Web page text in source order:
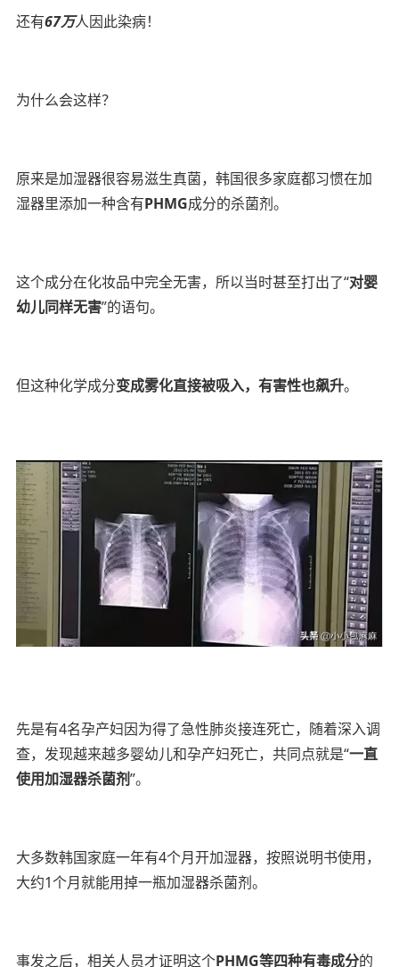
还有67万人因此染病！
为什么会这样？
原来是加湿器很容易滋生真菌，韩国很多家庭都习惯在加
湿器里添加一种含有PHMG成分的杀菌剂。
这个成分在化妆品中完全无害，所以当时甚至打出了“对婴
幼儿同样无害”的语句。
但这种化学成分变成雾化直接被吸入，有害性也飙升。
先是有4名孕产妇因为得了急性肺炎接连死亡，随着深入调
查，发现越来越多婴幼儿和孕产妇死亡，共同点就是“一直
使用加湿器杀菌剂”。
大多数韩国家庭一年有4个月开加湿器，按照说明书使用，
大约1个月就能用掉一瓶加湿器杀菌剂。
事发之后，相关人员才证明这个PHMG等四种有毒成分的